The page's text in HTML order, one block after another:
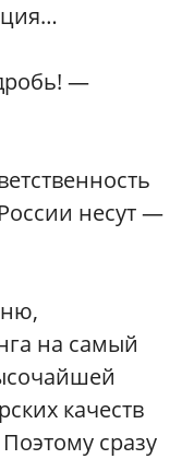
—
несут —
на самый
качеств
сразу